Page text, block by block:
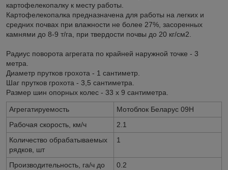
картофелекопалку к месту работы.
Картофелекопалка предназначена для работы на легких и
средних почвах при влажности не более 27%, засоренных
камнями до 8-9 т/га, при твердости почвы до 20 кг/см2.
Радиус поворота агрегата по крайней наружной точке - 3
метра.
Диаметр прутков грохота - 1 сантиметр.
Шаг прутков грохота - 3,5 сантиметра.
Размер шин опорных колес - 33 х 9 сантиметра.
Агрегатируемость
Мотоблок Беларус 09Н
Рабочая скорость, км/ч
2.1
Количество обрабатываемых
рядков, шт
1
Производительность, га/ч до
0.2